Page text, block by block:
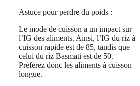
Astuce pour perdre du poids :
Le mode de cuisson a un impact sur
l’IG des aliments. Ainsi, l’IG du riz à
cuisson rapide est de 85, tandis que
celui du riz Basmati est de 50.
Préférez donc les aliments à cuisson
longue.